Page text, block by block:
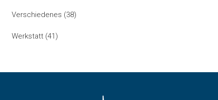
Verschiedenes (38)
Werkstatt (41)